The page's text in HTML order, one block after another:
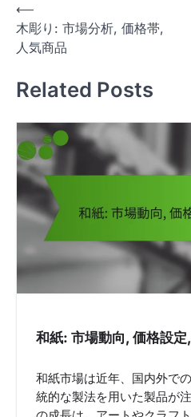
P
o
s
t
a
v
g
t
i
⟵
木彫り: 市場分析, 価格帯,
人気商品
Related Posts
和紙: 市場動向, 価格設定
和紙市場は近年、国内外で
統的な製法を用いた製品が